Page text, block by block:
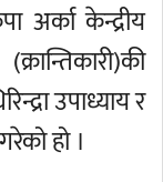
अर्का केन्द्रीय
उपाध्याय र
हो ।